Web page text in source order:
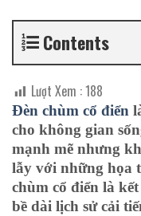
Contents
Lượt Xem :188
Đèn chùm cổ điển
cho không gian
mạnh mẽ nhưng
lẫy với những họa
chùm cổ điển là
bề dài lịch sử cải